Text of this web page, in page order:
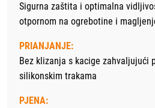
Sigurna zaštita i optimalna
otpornom na ogrebotine i
PRIANJANJE:
Bez klizanja s kacige zahvaljujući
silikonskim trakama
PJENA: